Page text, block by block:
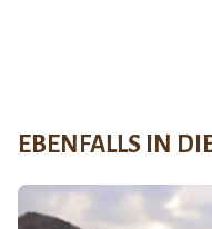
EBENFALLS IN